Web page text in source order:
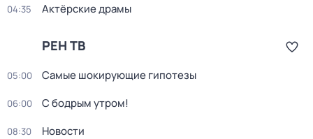
04:35 Актёрские драмы
РЕН ТВ
05:00 Самые шoкиpующие гипотезы
06:00 С бодрым утром!
08:30 Новости